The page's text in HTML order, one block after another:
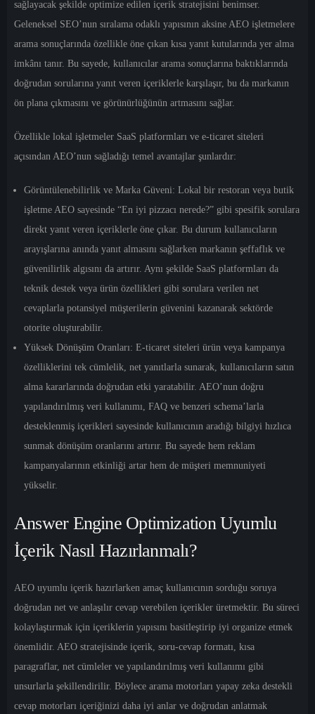
sağlayacak şekilde optimize edilen içerik stratejisini benimser.
Geleneksel SEO’nun sıralama odaklı yapısının aksine AEO işletmelere
arama sonuçlarında özellikle öne çıkan kısa yanıt kutularında yer alma
imkânı tanır. Bu sayede, kullanıcılar arama sonuçlarına baktıklarında
doğrudan sorularına yanıt veren içeriklerle karşılaşır, bu da markanın
ön plana çıkmasını ve görünürlüğünün artmasını sağlar.
Özellikle lokal işletmeler SaaS platformları ve e-ticaret siteleri
açısından AEO’nun sağladığı temel avantajlar şunlardır:
Görüntülenebilirlik ve Marka Güveni: Lokal bir restoran veya butik
işletme AEO sayesinde “En iyi pizzacı nerede?” gibi spesifik sorulara
direkt yanıt veren içeriklerle öne çıkar. Bu durum kullanıcıların
arayışlarına anında yanıt almasını sağlarken markanın şeffaflık ve
güvenilirlik algısını da artırır. Aynı şekilde SaaS platformları da
teknik destek veya ürün özellikleri gibi sorulara verilen net
cevaplarla potansiyel müşterilerin güvenini kazanarak sektörde
otorite oluşturabilir.
Yüksek Dönüşüm Oranları: E-ticaret siteleri ürün veya kampanya
özelliklerini tek cümlelik, net yanıtlarla sunarak, kullanıcıların satın
alma kararlarında doğrudan etki yaratabilir. AEO’nun doğru
yapılandırılmış veri kullanımı, FAQ ve benzeri schema’larla
desteklenmiş içerikleri sayesinde kullanıcının aradığı bilgiyi hızlıca
sunmak dönüşüm oranlarını artırır. Bu sayede hem reklam
kampanyalarının etkinliği artar hem de müşteri memnuniyeti
yükselir.
Answer Engine Optimization Uyumlu
İçerik Nasıl Hazırlanmalı?
AEO uyumlu içerik hazırlarken amaç kullanıcının sorduğu soruya
doğrudan net ve anlaşılır cevap verebilen içerikler üretmektir. Bu süreci
kolaylaştırmak için içeriklerin yapısını basitleştirip iyi organize etmek
önemlidir. AEO stratejisinde içerik, soru-cevap formatı, kısa
paragraflar, net cümleler ve yapılandırılmış veri kullanımı gibi
unsurlarla şekillendirilir. Böylece arama motorları yapay zeka destekli
cevap motorları içeriğinizi daha iyi anlar ve doğrudan anlatmak